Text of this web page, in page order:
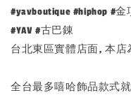
#yavboutique #hiphop #金
#YAV #古巴錬
台北東區實體店面, 本
全台最多嘻哈飾品款式就